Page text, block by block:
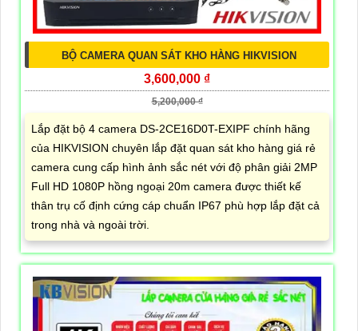
BỘ CAMERA QUAN SÁT KHO HÀNG HIKVISION
3,600,000 ₫
5,200,000 ₫
Lắp đặt bộ 4 camera DS-2CE16D0T-EXIPF chính hãng
của HIKVISION chuyên lắp đặt quan sát kho hàng giá rẻ
camera cung cấp hình ảnh sắc nét với độ phân giải 2MP
Full HD 1080P hồng ngoại 20m camera được thiết kế
thân trụ cố định cứng cáp chuẩn IP67 phù hợp lắp đặt cả
trong nhà và ngoài trời.